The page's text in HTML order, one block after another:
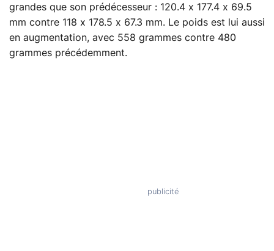
grandes que son prédécesseur : 120.4 x 177.4 x 69.5
mm contre 118 x 178.5 x 67.3 mm. Le poids est lui aussi
en augmentation, avec 558 grammes contre 480
grammes précédemment.